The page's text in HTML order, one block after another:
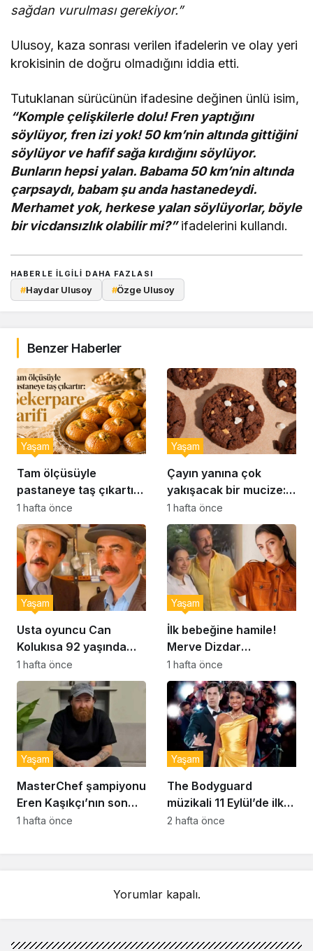
sağdan vurulması gerekiyor.”
Ulusoy, kaza sonrası verilen ifadelerin ve olay yeri
krokisinin de doğru olmadığını iddia etti.
Tutuklanan sürücünün ifadesine değinen ünlü isim,
“Komple çelişkilerle dolu! Fren yaptığını
söylüyor, fren izi yok! 50 km’nin altında gittiğini
söylüyor ve hafif sağa kırdığını söylüyor.
Bunların hepsi yalan. Babama 50 km’nin altında
çarpsaydı, babam şu anda hastanedeydi.
Merhamet yok, herkese yalan söylüyorlar, böyle
bir vicdansızlık olabilir mi?”ifadelerini kullandı.
HABERLE ILGILI DAHA FAZLASI
#Haydar Ulusoy #Özge Ulusoy
Benzer Haberler
Tam ölçüsüyle
pastaneye taş çıkartır:
Şekerpare tarifi
Yaşam
1 hafta önce
Çayın yanına çok
yakışacak bir mucize:
Brownie tadında ıslak
kurabiye tarifi…
Yaşam
1 hafta önce
Usta oyuncu Can
Kolukısa 92 yaşında
hayatını kaybetti
Yaşam
1 hafta önce
İlk bebeğine hamile!
Merve Dizdar
sessizliğini bozdu: ‘İsim
bulmak çok zor’
Yaşam
1 hafta önce
MasterChef şampiyonu
Eren Kaşıkçı’nın son
anlarındaki kahreden
Yaşam
1 hafta önce
The Bodyguard
müzikali 11 Eylül’de ilk
kez Türkiye’de
Yaşam
2 hafta önce
Yorumlar kapalı.